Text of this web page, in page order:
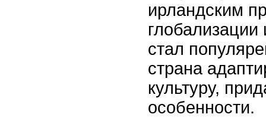
ирландским
стал
страна
культуру,
особенности.